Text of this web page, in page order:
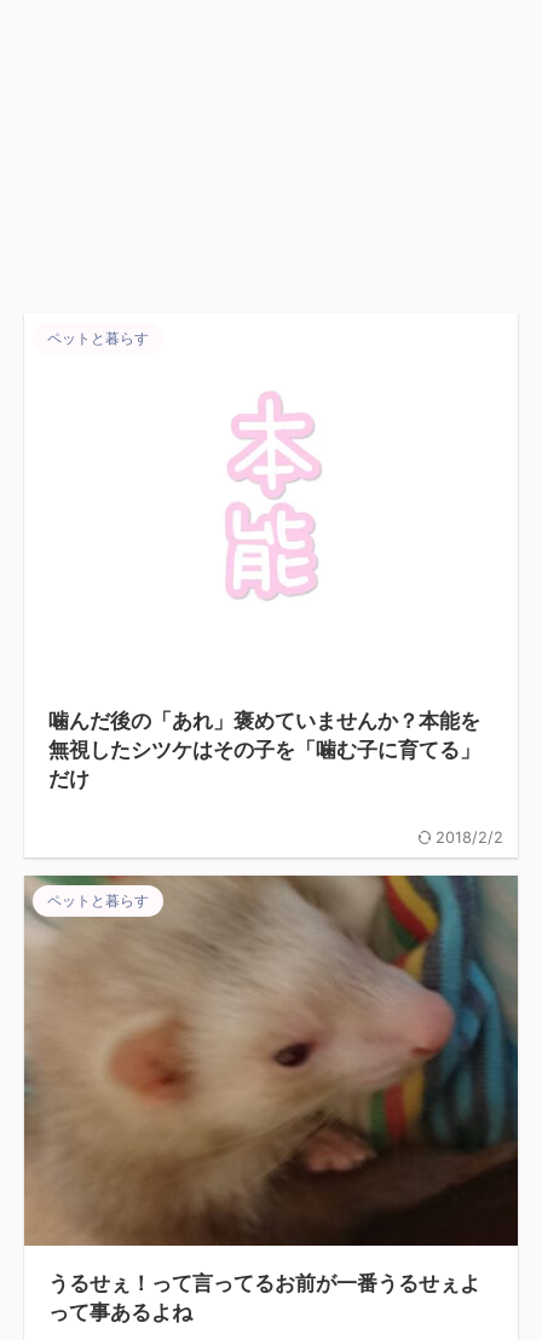
ペットと暮らす
噛んだ後の「あれ」褒めていませんか？本能を
無視したシツケはその子を「噛む子に育てる」
だけ
2018/2/2
ペットと暮らす
うるせぇ！って言ってるお前が一番うるせぇよ
って事あるよね